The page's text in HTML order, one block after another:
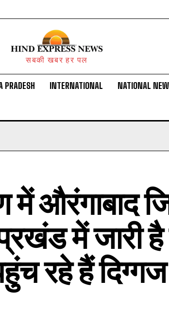
सबकी खबर हर पल
PRADESH INTERNATIONAL NATIONAL
में औरंगाबाद
में जारी
रहे हैं दिग्गज